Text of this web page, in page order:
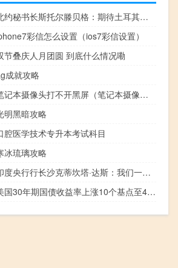
北约秘书长斯托尔滕贝格：期待土耳其议会迅速投票批准瑞典加入北约
彩信怎么设置（ios7彩信设置）
节叠庆人月团圆 到底什么情况嘞
成就攻略
笔记本摄像头打不开黑屏（笔记本摄像头打不开）
明黑暗攻略
腔医学技术专升本考试科目
冰琉璃攻略
印度央行行长沙克蒂坎塔·达斯：我们一直在努力扩大政府证券市场的投资者基础提供更多参与机会
美国30年期国债收益率上涨10个基点至4.95%